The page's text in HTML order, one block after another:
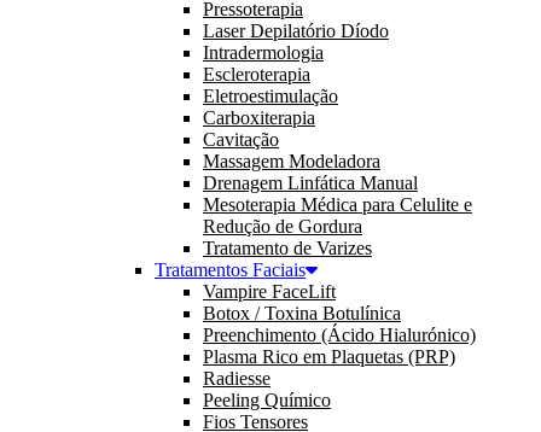
Pressoterapia
Laser Depilatório Díodo
Intradermologia
Escleroterapia
Eletroestimulação
Carboxiterapia
Cavitação
Massagem Modeladora
Drenagem Linfática Manual
Mesoterapia Médica para Celulite e
Redução de Gordura
Tratamento de Varizes
Tratamentos Faciais
Vampire FaceLift
Botox / Toxina Botulínica
Preenchimento (Ácido Hialurónico)
Plasma Rico em Plaquetas (PRP)
Radiesse
Peeling Químico
Fios Tensores